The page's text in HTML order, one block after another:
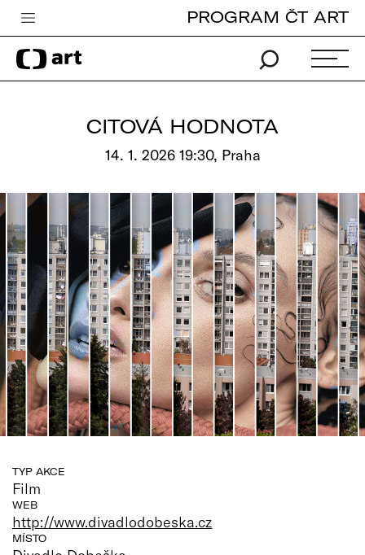
Česká televize
Zpravodajství
Pro děti
edu
Vše o ČT
PROGRAM ČT ART
CITOVÁ HODNOTA
14. 1. 2026 19:30, Praha
TYP AKCE
Film
WEB
http://www.divadlodobeska.cz
MÍSTO